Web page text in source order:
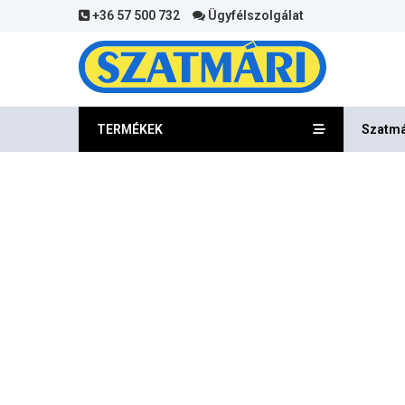
+36 57 500 732 Ügyfélszolgálat
TERMÉKEK